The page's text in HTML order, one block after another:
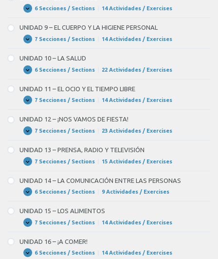
BANCOS
Expandir
UNIDAD
–
LOS
NEGOCIOS
6 Secciones / Sections 14 Actividades / Exercises
UNIDAD 9 – EL CUERPO Y LA HIGIENE PERSONAL
Expandir
UNIDAD
–
EL
CUERPO
Y
HIGIENE
PERSONAL
7 Secciones / Sections 14 Actividades / Exercises
UNIDAD 10 – LA SALUD
Expandir
UNIDAD
–
LA
SALUD
6 Secciones / Sections 22 Actividades / Exercises
UNIDAD 11 – EL OCIO Y EL TIEMPO LIBRE
Expandir
UNIDAD
–
EL
OCIO
Y
TIEMPO
LIBRE
7 Secciones / Sections 14 Actividades / Exercises
UNIDAD 12 – ¡NOS VAMOS DE FIESTA!
Expandir
UNIDAD
–
¡NOS
VAMOS
DE
7 Secciones / Sections 23 Actividades / Exercises
UNIDAD 13 – PRENSA, RADIO Y TELEVISIÓN
Expandir
UNIDAD
–
PRENSA,
RADIO
Y
7 Secciones / Sections 15 Actividades / Exercises
UNIDAD 14 – LA COMUNICACIÓN ENTRE LAS PERSONAS
Expandir
UNIDAD
–
LA
COMUNICACIÓN
ENTRE
PERSONAS
6 Secciones / Sections 9 Actividades / Exercises
UNIDAD 15 – LOS ALIMENTOS
Expandir
UNIDAD
–
LOS
ALIMENTOS
7 Secciones / Sections 14 Actividades / Exercises
UNIDAD 16 – ¡A COMER!
Expandir
UNIDAD6 Secciones / Sections 14 Actividades / Exercises